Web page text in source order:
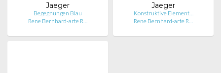
Jaeger
Begegnungen Blau
Rene Bernhard-arte R…
Jaeger
Konstruktive Element…
Rene Bernhard-arte R…